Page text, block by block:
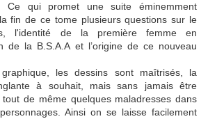
Ce qui promet une suite éminemment
fin de ce tome plusieurs questions sur le
l'identité de la première femme en
de la B.S.A.A et l’origine de ce nouveau
les dessins sont maîtrisés, la
à souhait, mais sans jamais être
de même quelques maladresses dans
Ainsi on se laisse facilement